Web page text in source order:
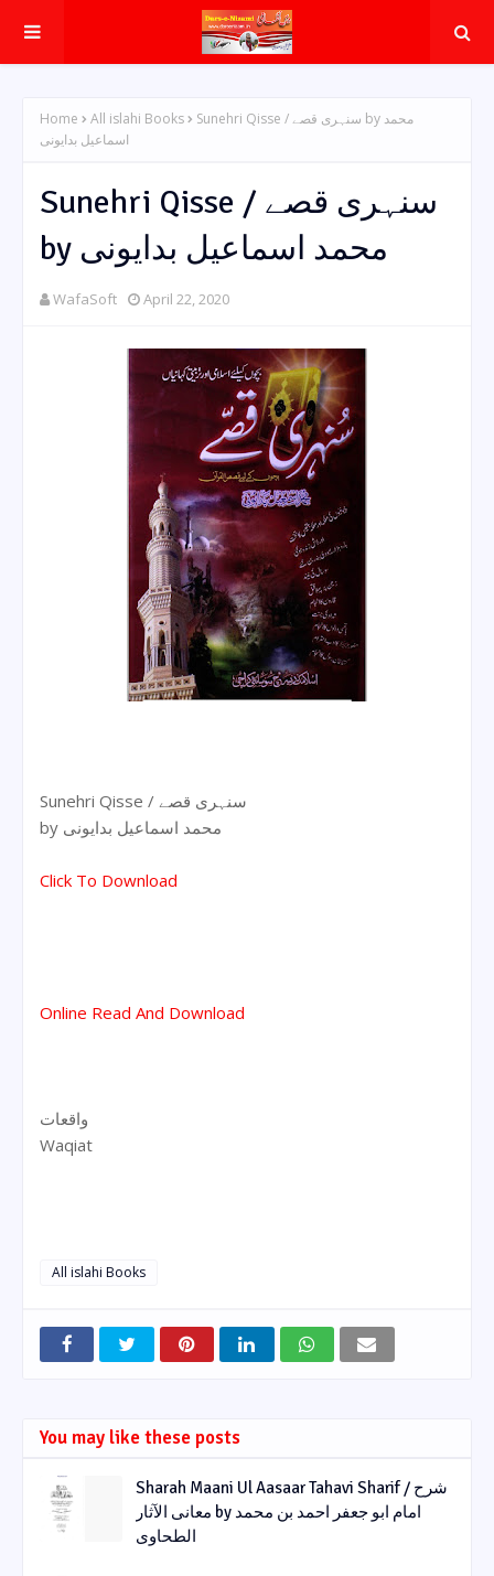
Home All islahi Books
Sunehri Qisse / سنہری قصے by محمد
اسماعیل بدایونی
Sunehri Qisse / سنہری قصے
by محمد اسماعیل بدایونی
WafaSoft April 22, 2020
Sunehri Qisse / سنہری قصے
by محمد اسماعیل بدایونی
Click To Download
Online Read And Download
واقعات
Waqiat
All islahi Books
You may like these posts
Sharah Maani Ul Aasaar Tahavi Sharif / شرح
معانی الآثار by امام ابو جعفر احمد بن محمد
الطحاوی